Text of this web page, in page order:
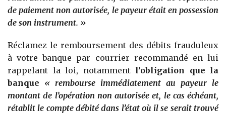
de paiement non autorisée, le payeur était en possession
de son instrument. »
Réclamez le remboursement des débits frauduleux
à votre banque par courrier recommandé en lui
rappelant la loi, notamment l’obligation que la
banque « rembourse immédiatement au payeur le
montant de l’opération non autorisée et, le cas échéant,
rétablit le compte débité dans l’état où il se serait trouvé